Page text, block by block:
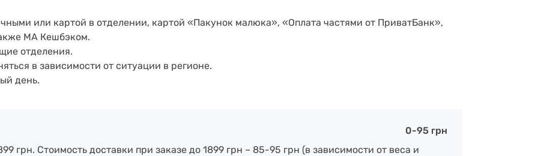
или картой в отделении, картой «Пакунок малюка», «Оплата частями от ПриватБанк»,
МА Кешбэком.
отделения.
в зависимости от ситуации в регионе.
день.
0-95 грн
грн. Стоимость доставки при заказе до 1899 грн – 85-95 грн (в зависимости от веса и